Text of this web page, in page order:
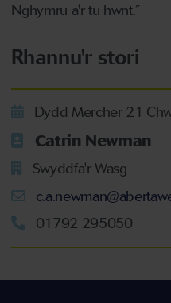
Nghymru a'r tu hwnt.”
Rhannu'r stori
Dydd Mercher 21
Catrin Newman
Swyddfa'r Wasg
01792 295050